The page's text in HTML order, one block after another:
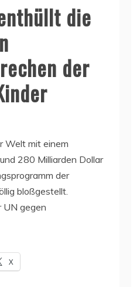
die
der
Welt mit einem
280 Milliarden Dollar
der
bloßgestellt.
UN gegen
X